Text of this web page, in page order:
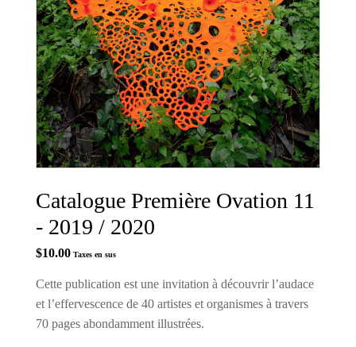
Catalogue Première Ovation 11
- 2019 / 2020
$10.00 Taxes en sus
Cette publication est une invitation à découvrir l’audace
et l’effervescence de 40 artistes et organismes à travers
70 pages abondamment illustrées.